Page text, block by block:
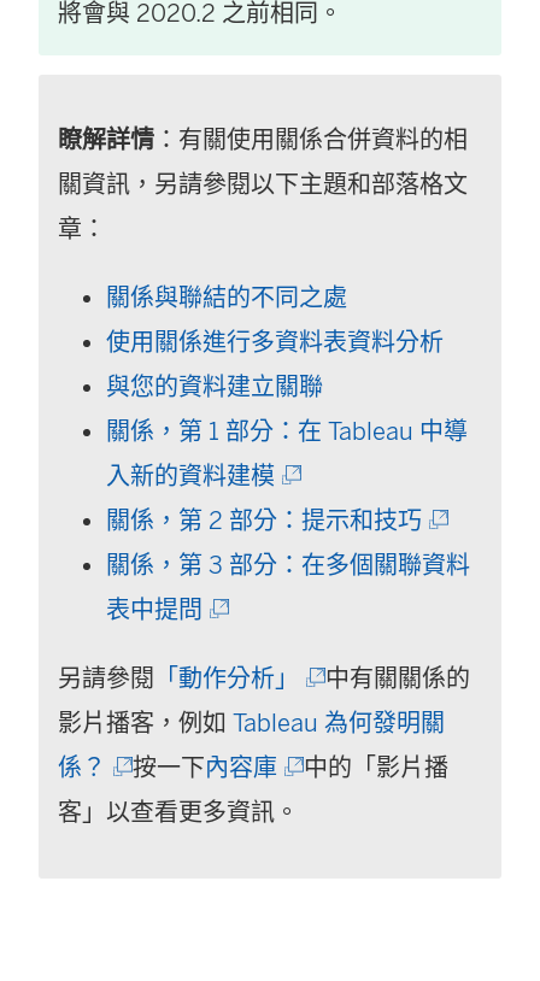
將會與 2020.2 之前相同。
瞭解詳情 ：有關使用關係合併資料的相
關資訊，另請參閱以下主題和部落格文
章：
關係與聯結的不同之處
使用關係進行多資料表資料分析
與您的資料建立關聯
關係，第 1 部分：在 Tableau 中導
入新的資料建模(
連
結
視
關係，第 2 部分：提示和技巧(
連
新
視
窗
關係，第 3 部分：在多個關聯資料
表中提問 (
結
在
新
視
另請參閱 「動作分析」
(
連
結
中有關關係的
影片播客，例如 Tableau 為何發明關
係？ (
連
按一下內容庫(
連
中的「影片播
客」以查看更多資訊。